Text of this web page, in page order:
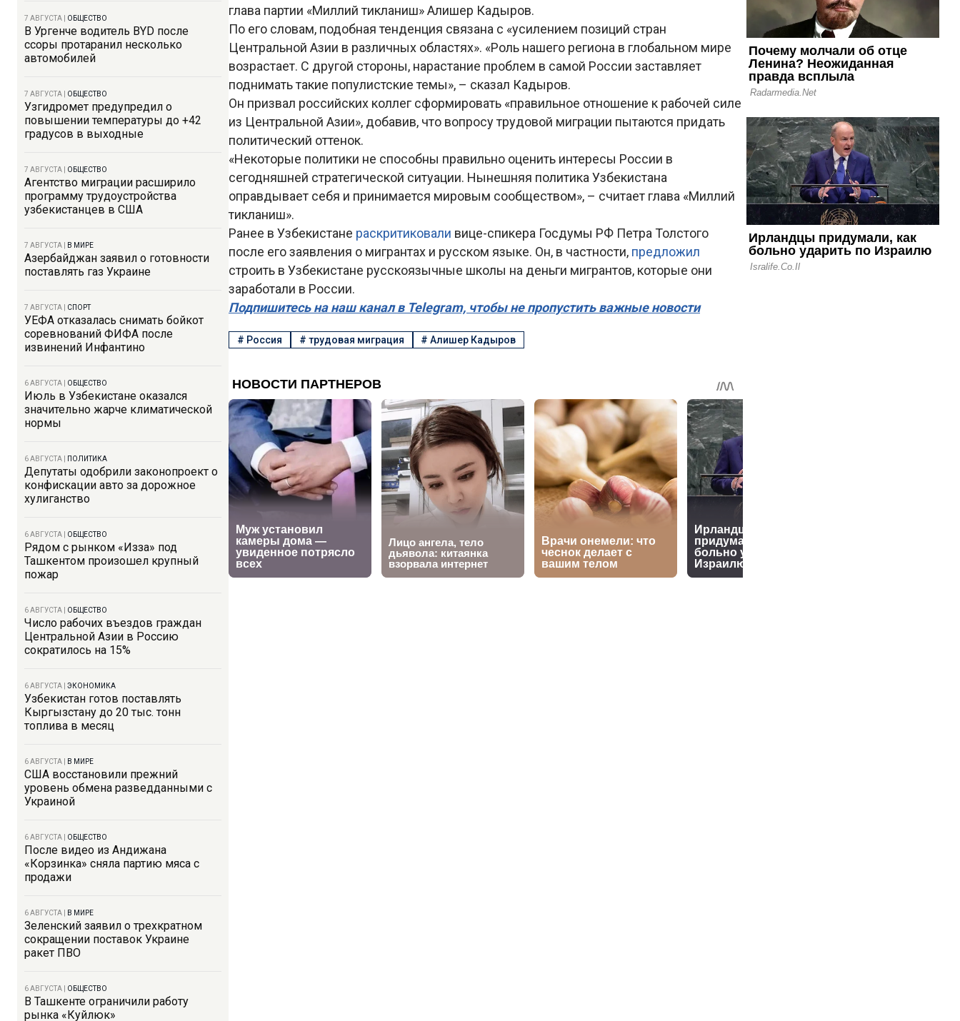
7 АВГУСТА ОБЩЕСТВО
В Ургенче водитель BYD после
ссоры протаранил несколько
автомобилей
7 АВГУСТА ОБЩЕСТВО
Узгидромет предупредил о
повышении температуры до +42
градусов в выходные
7 АВГУСТА ОБЩЕСТВО
Агентство миграции расширило
программу трудоустройства
узбекистанцев в США
7 АВГУСТА В МИРЕ
Азербайджан заявил о готовности
поставлять газ Украине
7 АВГУСТА СПОРТ
УЕФА отказалась снимать бойкот
соревнований ФИФА после
извинений Инфантино
6 АВГУСТА ОБЩЕСТВО
Июль в Узбекистане оказался
значительно жарче климатической
нормы
6 АВГУСТА ПОЛИТИКА
Депутаты одобрили законопроект о
конфискации авто за дорожное
хулиганство
6 АВГУСТА ОБЩЕСТВО
Рядом с рынком «Изза» под
Ташкентом произошел крупный
пожар
6 АВГУСТА ОБЩЕСТВО
Число рабочих въездов граждан
Центральной Азии в Россию
сократилось на 15%
6 АВГУСТА ЭКОНОМИКА
Узбекистан готов поставлять
Кыргызстану до 20 тыс. тонн
топлива в месяц
6 АВГУСТА В МИРЕ
США восстановили прежний
уровень обмена разведданными с
Украиной
6 АВГУСТА ОБЩЕСТВО
После видео из Андижана
«Корзинка» сняла партию мяса с
продажи
6 АВГУСТА В МИРЕ
Зеленский заявил о трехкратном
сокращении поставок Украине
ракет ПВО
6 АВГУСТА ОБЩЕСТВО
В Ташкенте ограничили работу
рынка «Куйлюк»
глава партии «Миллий тикланиш» Алишер Кадыров.
По его словам, подобная тенденция связана с «усилением позиций стран
Центральной Азии в различных областях». «Роль нашего региона в глобальном мире
возрастает. С другой стороны, нарастание проблем в самой России заставляет
поднимать такие популистские темы», – сказал Кадыров.
Он призвал российских коллег сформировать «правильное отношение к рабочей силе
из Центральной Азии», добавив, что вопросу трудовой миграции пытаются придать
политический оттенок.
«Некоторые политики не способны правильно оценить интересы России в
сегодняшней стратегической ситуации. Нынешняя политика Узбекистана
оправдывает себя и принимается мировым сообществом», – считает глава «Миллий
тикланиш».
Ранее в Узбекистане раскритиковали вице-спикера Госдумы РФ Петра Толстого
после его заявления о мигрантах и русском языке. Он, в частности, предложил
строить в Узбекистане русскоязычные школы на деньги мигрантов, которые они
заработали в России.
Подпишитесь на наш канал в Telegram, чтобы не пропустить важные новости
# Россия # трудовая миграция #Алишер Кадыров